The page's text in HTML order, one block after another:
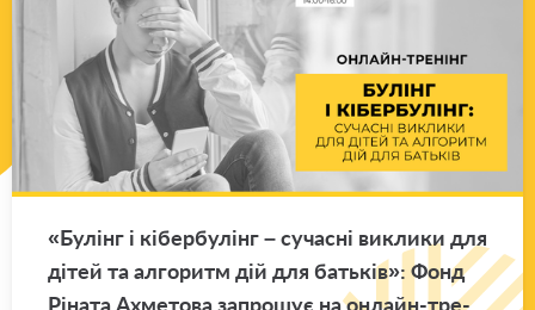
«Бу­лінг і кі­бер­бу­лінг – су­ча­сні ви­кли­ки для
дітей та ал­го­ритм дій для ба­тьків»: Фонд
Рі­на­та Ахме­то­ва за­про­шує на он­лайн-тре­